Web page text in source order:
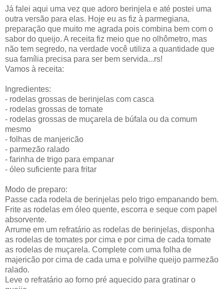
Já falei aqui uma vez que adoro berinjela e até postei uma
outra versão para elas. Hoje eu as fiz à parmegiana,
preparação que muito me agrada pois combina bem com o
sabor do queijo. A receita fiz meio que no olhômetro, mas
não tem segredo, na verdade você utiliza a quantidade que
sua família precisa para ser bem servida...rs!
Vamos à receita:
Ingredientes:
- rodelas grossas de berinjelas com casca
- rodelas grossas de tomate
- rodelas grossas de muçarela de búfala ou da comum
mesmo
- folhas de manjericão
- parmezão ralado
- farinha de trigo para empanar
- óleo suficiente para fritar
Modo de preparo:
Passe cada rodela de berinjelas pelo trigo empanando bem.
Frite as rodelas em óleo quente, escorra e seque com papel
absorvente.
Arrume em um refratário as rodelas de berinjelas, disponha
as rodelas de tomates por cima e por cima de cada tomate
as rodelas de muçarela. Complete com uma folha de
majericão por cima de cada uma e polvilhe queijo parmezão
ralado.
Leve o refratário ao forno pré aquecido para gratinar o